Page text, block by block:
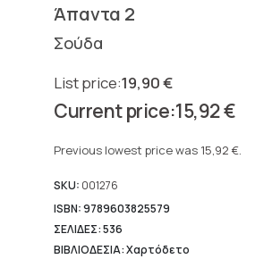
Άπαντα 2
Σούδα
19,90€
Original
price
19,90 €.
15,92€
price
15,92 €.
Previous lowest price was 15,92 €.
SKU: 001276
ISBN: 9789603825579
ΣΕΛΙΔΕΣ: 536
ΒΙΒΛΙΟΔΕΣΙΑ: Χαρτόδετο